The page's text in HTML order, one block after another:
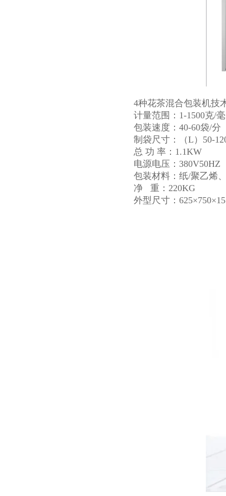
4种花茶混合包装机技
计量范围：1-1500克/
包装速度：40-60袋/分
制袋尺寸：（L）50-
总 功 率：1.1KW
电源电压：
包装材料：纸/聚乙烯
净 重：220KG
外型尺寸：